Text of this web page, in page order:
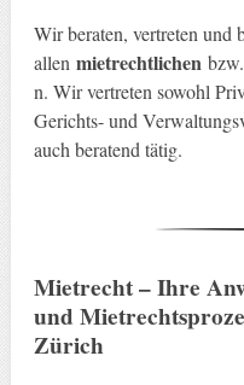
Wir beraten, vertreten und
allen mietrechtlichen bzw.
n. Wir vertreten sowohl
Gerichts- und
auch beratend tätig.
Mietrecht – Ihre
und
Zürich